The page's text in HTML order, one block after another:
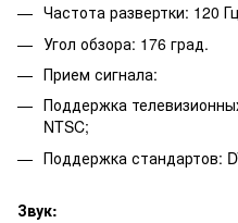
Частота развертки: 120
Угол обзора: 176 град.
Прием сигнала:
Поддержка
NTSC;
Поддержка стандартов:
Звук: